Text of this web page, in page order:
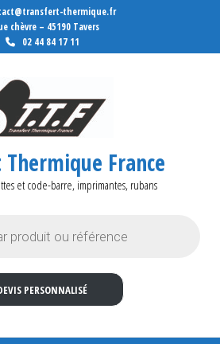
thermique.fr
chèvre – 45190 Tavers
02 44 84 17 11
France
et code-barre, imprimantes, rubans
PERSONNALISÉ